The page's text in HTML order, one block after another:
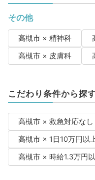
その他
高槻市 × 精神科
高槻市 × 皮膚科
こだわり条件から探
高槻市 × 救急対応なし
高槻市 × 1日10万円以
高槻市 × 時給1.3万円